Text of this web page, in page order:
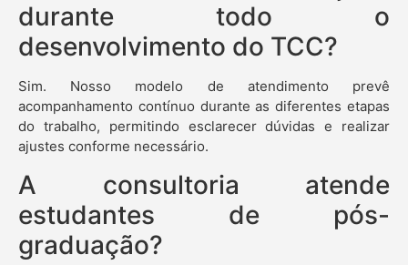
durante todo o
desenvolvimento do TCC?
Sim. Nosso modelo de atendimento prevê
acompanhamento contínuo durante as diferentes etapas
do trabalho, permitindo esclarecer dúvidas e realizar
ajustes conforme necessário.
A consultoria atende
estudantes de pós-
graduação?